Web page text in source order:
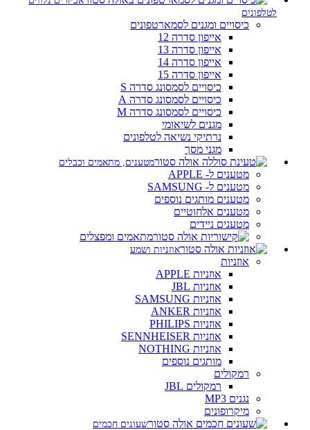
לטלפונים
כיסויים ומגנים לסמארטפונים
אייפון סדרה 12
אייפון סדרה 13
אייפון סדרה 14
אייפון סדרה 15
כיסויים לסמסונג סדרה S
כיסויים לסמסונג סדרה A
כיסויים לסמסונג סדרה M
מגנים לשיאומי
נרתיקי נשיאה לטלפונים
מגני מסך
מטענים, מתאמים וכבלים
מטענים ל- APPLE
מטענים ל- SAMSUNG
מטענים מותגים נוספים
מטענים אלחוטיים
מטענים ניידים
מתאמים ומפצלים
אוזניות ושמע
אוזניות
אוזניות APPLE
אוזניות JBL
אוזניות SAMSUNG
אוזניות ANKER
אוזניות PHILIPS
אוזניות SENNHEISER
אוזניות NOTHING
מותגים נוספים
רמקולים
רמקולים JBL
נגנים MP3
מיקרופונים
שעונים חכמים